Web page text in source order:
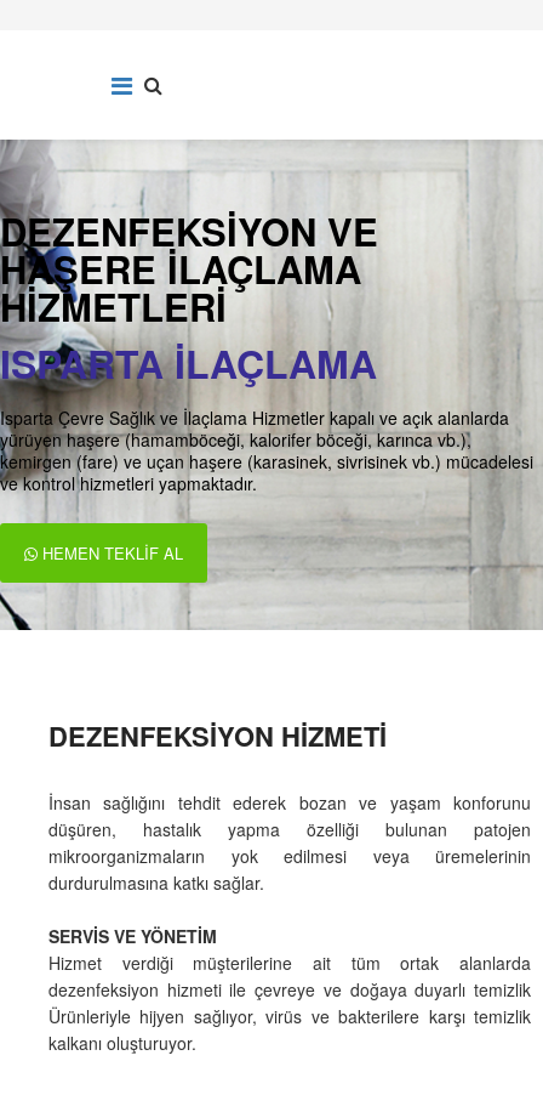
DEZENFEKSIYON VE
HAŞERE İLAÇLAMA
HIZMETLERI
ISPARTA İLAÇLAMA
Isparta Çevre Sağlık ve İlaçlama Hizmetler kapalı ve açık alanlarda
yürüyen haşere (hamamböceği, kalorifer böceği, karınca vb.),
kemirgen (fare) ve uçan haşere (karasinek, sivrisinek vb.) mücadelesi
ve kontrol hizmetleri yapmaktadır.
HEMEN TEKLIF AL
DEZENFEKSIYON HIZMETI
İnsan sağlığını tehdit ederek bozan ve yaşam konforunu
düşüren, hastalık yapma özelliği bulunan patojen
mikroorganizmaların yok edilmesi veya üremelerinin
durdurulmasına katkı sağlar.
SERVİS VE YÖNETİM
Hizmet verdiği müşterilerine ait tüm ortak alanlarda
dezenfeksiyon hizmeti ile çevreye ve doğaya duyarlı temizlik
Ürünleriyle hijyen sağlıyor, virüs ve bakterilere karşı temizlik
kalkanı oluşturuyor.